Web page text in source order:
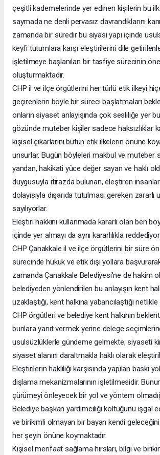
çeşitli kademelerinde yer edinen kişilerin bu
saymada ne denli pervasız davrandıklarını
zamanda bir süredir bu siyasi yapı içinde
keyfi tutumlara karşı eleştirilerini dile
işletilmeye başlanılan bir tasfiye sürecinin
oluşturmaktadır.
CHP il ve ilçe örgütlerini her türlü etik ilkeyi
geçirenlerin böyle bir süreci başlatmaları
onların siyaset anlayışında çok sesliliğe yer
gözünde muteber kişiler sadece haksızlıklar
kişisel çıkarlarını bütün etik ilkelerin önüne
unsurlar. Bugün böyleleri makbul ve muteber
yandan, hakikati yüce değer sayan ve haklı
duygusuyla itirazda bulunan, eleştiren
dolayısıyla dışarıda tutulması gereken zararlı
sayılıyorlar.
Eleştiri hakkını kullanmada kararlı olan ben
içinde yer almayı da aynı kararlılıkla
CHP Çanakkale il ve ilçe örgütlerini bir süre
sürecinde hukuk ve etik dışı yollara
zamanda Çanakkale Belediyesi’ne de hakim
belediyeden yönlendirilen bu anlayışın kent
uzaklaştığı, kent halkına yabancılaştığı
CHP örgütleri ve belediye kent halkının
bunlara yanıt vermek yerine delege
usulsüzlüklerle gündeme gelmekte, siyaseti
siyaset alanını daraltmakla haklı olarak
Eleştirilerin haklılığı karşısında yapılan baskı
dışlama mekanizmalarının işletilmesidir.
çürümeyi önleyecek bir yol ve yöntem
Belediye başkan yardımcılığı koltuğunu işgal
ve birikimli olmayan bir bayan kendi
her şeyin önüne koymaktadır.
Kişisel menfaat sağlama hırsları, bilgi ve